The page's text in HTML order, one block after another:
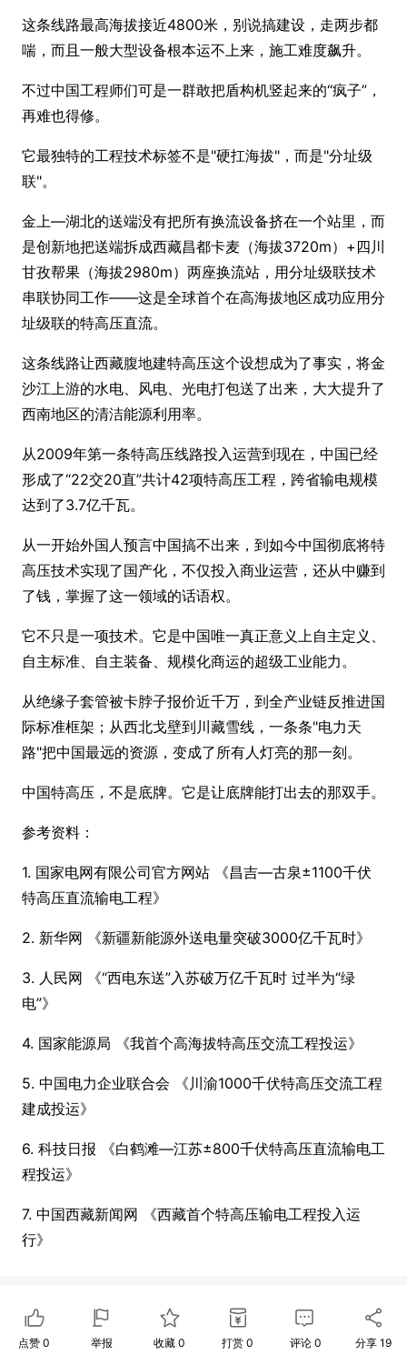
这条线路最高海拔接近4800米，别说搞建设，走两步都
喘，而且一般大型设备根本运不上来，施工难度飙升。
不过中国工程师们可是一群敢把盾构机竖起来的“疯子”，
再难也得修。
它最独特的工程技术标签不是"硬扛海拔"，而是"分址级
联"。
金上—湖北的送端没有把所有换流设备挤在一个站里，而
是创新地把送端拆成西藏昌都卡麦（海拔3720m）+四川
甘孜帮果（海拔2980m）两座换流站，用分址级联技术
串联协同工作——这是全球首个在高海拔地区成功应用分
址级联的特高压直流。
这条线路让西藏腹地建特高压这个设想成为了事实，将金
沙江上游的水电、风电、光电打包送了出来，大大提升了
西南地区的清洁能源利用率。
从2009年第一条特高压线路投入运营到现在，中国已经
形成了“22交20直”共计42项特高压工程，跨省输电规模
达到了3.7亿千瓦。
从一开始外国人预言中国搞不出来，到如今中国彻底将特
高压技术实现了国产化，不仅投入商业运营，还从中赚到
了钱，掌握了这一领域的话语权。
它不只是一项技术。它是中国唯一真正意义上自主定义、
自主标准、自主装备、规模化商运的超级工业能力。
从绝缘子套管被卡脖子报价近千万，到全产业链反推进国
际标准框架；从西北戈壁到川藏雪线，一条条"电力天
路"把中国最远的资源，变成了所有人灯亮的那一刻。
中国特高压，不是底牌。它是让底牌能打出去的那双手。
参考资料：
1. 国家电网有限公司官方网站 《昌吉—古泉±1100千伏
特高压直流输电工程》
2. 新华网 《新疆新能源外送电量突破3000亿千瓦时》
3. 人民网 《“西电东送”入苏破万亿千瓦时 过半为“绿
电”》
4. 国家能源局 《我首个高海拔特高压交流工程投运》
5. 中国电力企业联合会 《川渝1000千伏特高压交流工程
建成投运》
6. 科技日报 《白鹤滩—江苏±800千伏特高压直流输电工
程投运》
7. 中国西藏新闻网 《西藏首个特高压输电工程投入运
行》
点赞 0 举报 收藏0 打赏 0 评论 0 分享 19